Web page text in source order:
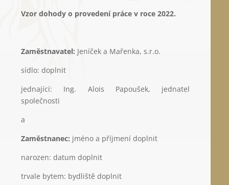
Vzor dohody o provedení práce v roce 2022.
Zaměstnavatel: Jeníček a Mařenka, s.r.o.
sídlo: doplnit
jednající: Ing. Alois Papoušek, jednatel
společnosti
a
Zaměstnanec: jméno a příjmení doplnit
narozen: datum doplnit
trvale bytem: bydliště doplnit